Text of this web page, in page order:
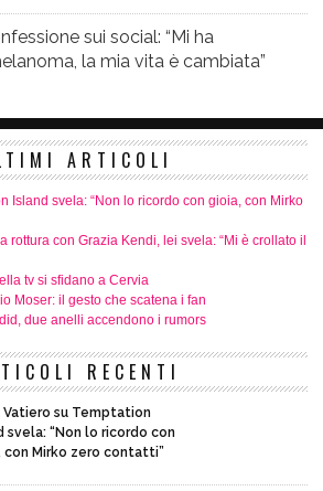
sui social: “Mi ha
la mia vita è cambiata”
ARTICOLI
Island svela: “Non lo ricordo con gioia, con Mirko
rottura con Grazia Kendi, lei svela: “Mi è crollato il
tv si sfidano a Cervia
Moser: il gesto che scatena i fan
due anelli accendono i rumors
RECENTI
Vatiero su Temptation
svela: “Non lo ricordo con
con Mirko zero contatti”